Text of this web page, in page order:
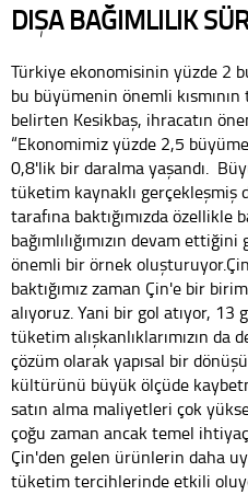
DIŞA BAĞIMLILIK
Türkiye ekonomisinin yüzde 2
bu büyümenin önemli
belirten Kesikbaş, ihracatın
“Ekonomimiz yüzde 2,5
0,8'lik bir daralma yaşandı.
tüketim kaynaklı gerçekleşmiş
tarafına baktığımızda özellikle
bağımlılığımızın devam
önemli bir örnek
baktığımız zaman Çin'e bir
alıyoruz. Yani bir gol atıyor, 13
tüketim alışkanlıklarımızın
çözüm olarak yapısal bir
kültürünü büyük ölçüde
satın alma maliyetleri çok
çoğu zaman ancak temel
Çin'den gelen ürünlerin daha
tüketim tercihlerinde etkili